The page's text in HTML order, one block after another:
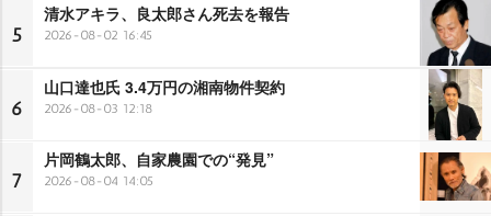
5
清水アキラ、良太郎さん死去を報告
2026-08-02 16:45
6
山口達也氏 3.4万円の湘南物件契約
2026-08-03 12:18
7
片岡鶴太郎、自家農園での“発見”
2026-08-04 14:05